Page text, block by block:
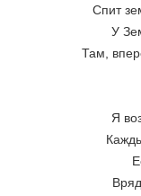
Спит
У
Там,
Я